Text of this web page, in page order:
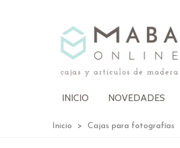
INICIO NOVEDADES
Inicio > Cajas para fotografías